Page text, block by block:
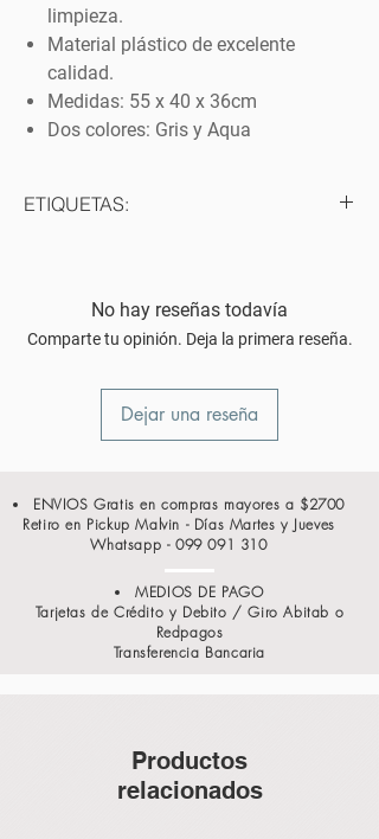
limpieza.
Material plástico de excelente
calidad.
Medidas: 55 x 40 x 36cm
Dos colores: Gris y Aqua
ETIQUETAS:
No hay reseñas todavía
Comparte tu opinión. Deja la primera reseña.
Dejar una reseña
ENVIOS Gratis en compras mayores a $2700
Retiro en Pickup Malvin - Días Martes y Jueves
Whatsapp - 099 091 310
MEDIOS DE PAGO
Tarjetas de Crédito y Debito / Giro Abitab o
Redpagos
Transferencia Bancaria
Productos
relacionados